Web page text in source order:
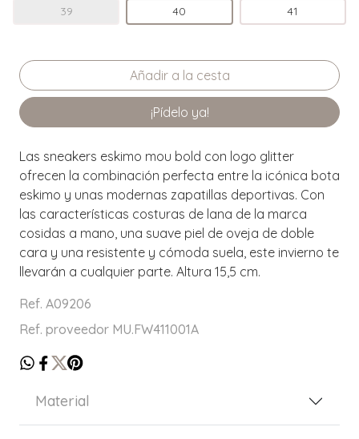
39 40 41
¡Pídelo ya!
Las sneakers eskimo mou bold con logo glitter
ofrecen la combinación perfecta entre la icónica bota
eskimo y unas modernas zapatillas deportivas. Con
las características costuras de lana de la marca
cosidas a mano, una suave piel de oveja de doble
cara y una resistente y cómoda suela, este invierno te
llevarán a cualquier parte. Altura 15,5 cm.
Ref. A09206
Ref. proveedor MU.FW411001A
Material